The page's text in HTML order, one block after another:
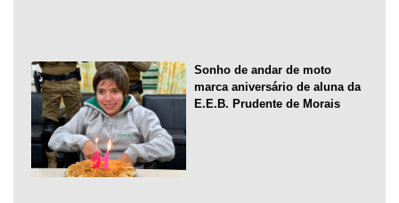
Sonho de andar de moto
marca aniversário de aluna da
E.E.B. Prudente de Morais